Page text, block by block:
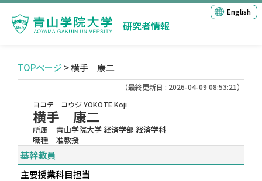
研究者情報
English
TOPページ > 横手 康二
（最終更新日 : 2026-04-09 08:53:21）
ヨコテ コウジ YOKOTE Koji
横手 康二
所属
青山学院大学 経済学部 経済学科
職種
准教授
基幹教員
主要授業科目担当